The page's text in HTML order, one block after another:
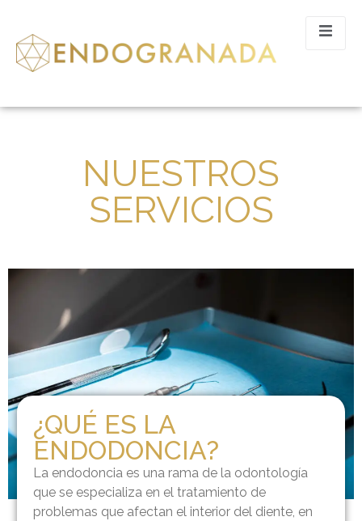
NUESTROS
SERVICIOS
¿QUÉ ES LA
ENDODONCIA?
La endodoncia es una rama de la odontología
que se especializa en el tratamiento de
problemas que afectan el interior del diente, en